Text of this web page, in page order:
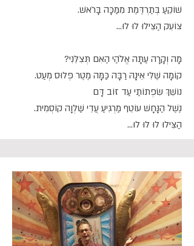
שׁוֹקֵעַ בְּתַרְדֶּמֶת מִמַּכָּה בָּרֹאשׁ.
צוֹעֵק הַצִּילוּ לוּ לוּ...
מָה וְקָרָה עַתָּה אֱלֹהַי הַאִם תְּצִלֵּנִי?
קוֹמָה שֶׁלִּי אֵינָהּ רַבָּה כַּמָּה מֶטֶר פְּלוּס מְעַט.
נוֹשֵׁךְ שִׂפְתוֹתַי עַד זוֹב דָּם
נֶשֶׁל הַנָּחָשׁ עוֹטֵף מַרְגִּיעַ עֲדֵי שַׁלְוָה קוֹסְמִית.
הַצִּילוּ לוּ לוּ לוּ...